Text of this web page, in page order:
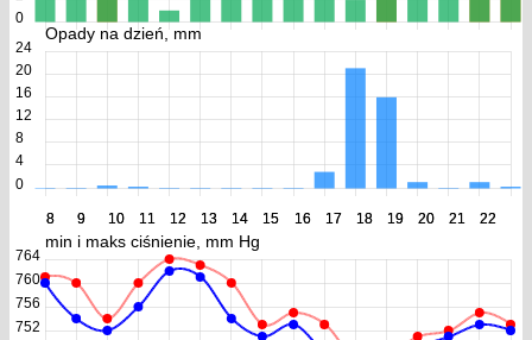
8 9 10 11 12 13 14 15 16 17 18 19 20 21 22
0
Opady na dzień, mm
8 9 10 11 12 13 14 15 16 17 18 19 20 21 22
0
4
8
12
16
20
24
min i maks ciśnienie, mm Hg
752
756
760
764